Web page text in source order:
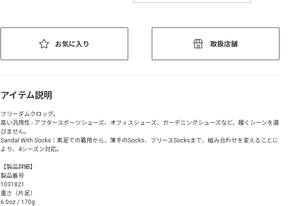
お気に入り 取扱店舗
アイテム説明
フリーダムクロッグ。
高い汎用性 - アフタースポーツシューズ、オフィスシューズ、ガーデニングシューズなど、履くシーンを選
びません。
Sandal With Socks：素足での着用から、薄手のSocks、フリースSocksまで、組み合わせを変えることに
より、4シーズン対応。
【製品詳細】
製品番号
1031821
重さ（片足）
6.0oz / 170g